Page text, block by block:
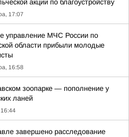
акции по благоустройству
17:07
управление МЧС России по
области прибыли молодые
16:58
зоопарке — пополнение у
ланей
завершено расследование